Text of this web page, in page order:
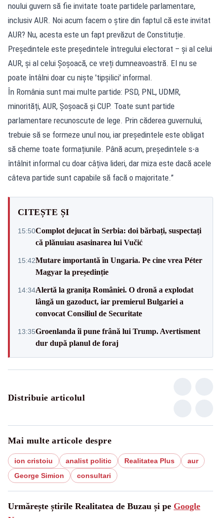
noului guvern să fie invitate toate partidele parlamentare,
inclusiv AUR. Noi acum facem o știre din faptul că este invitat
AUR? Nu, acesta este un fapt prevăzut de Constituție.
Președintele este președintele întregului electorat – și al celui
AUR, și al celui Șoșoacă, ce vreți dumneavoastră. El nu se
poate întâlni doar cu niște 'tipșilici' informal.
În România sunt mai multe partide: PSD, PNL, UDMR,
minorități, AUR, Șoșoacă și CUP. Toate sunt partide
parlamentare recunoscute de lege. Prin căderea guvernului,
trebuie să se formeze unul nou, iar președintele este obligat
să cheme toate formațiunile. Până acum, președintele s-a
întâlnit informal cu doar câțiva lideri, dar miza este dacă acele
câteva partide sunt capabile să facă o majoritate.”
CITEȘTE ȘI
15:50Complot dejucat în Serbia: doi bărbați, suspectați
că plănuiau asasinarea lui Vučić
15:42Mutare importantă în Ungaria. Pe cine vrea Péter
Magyar la președinție
14:34Alertă la granița României. O dronă a explodat
lângă un gazoduct, iar premierul Bulgariei a
convocat Consiliul de Securitate
13:35Groenlanda îi pune frână lui Trump. Avertisment
dur după planul de foraj
Distribuie articolul
Mai multe articole despre
ion cristoiu analist politic Realitatea Plus
aur
George Simion
consultari
Urmărește știrile Realitatea de Buzau și pe Google